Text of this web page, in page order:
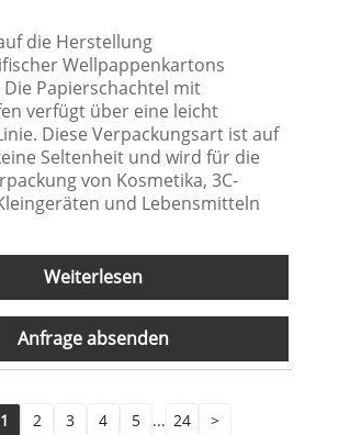
die Herstellung
Wellpappenkartons
Papierschachtel mit
verfügt über eine leicht
Diese Verpackungsart ist auf
Seltenheit und wird für die
von Kosmetika, 3C-
und Lebensmitteln
Weiterlesen
Anfrage absenden
1 2 3 4 5 ... 24 >